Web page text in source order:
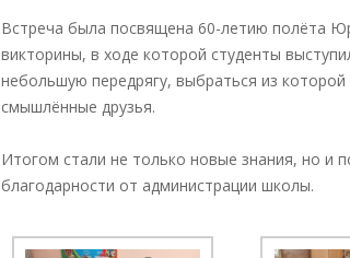
Встреча была посвящена 60-летию полёта
викторины, в ходе которой студенты
небольшую передрягу, выбраться из
смышлённые друзья.
Итогом стали не только новые знания, но и
благодарности от администрации школы.